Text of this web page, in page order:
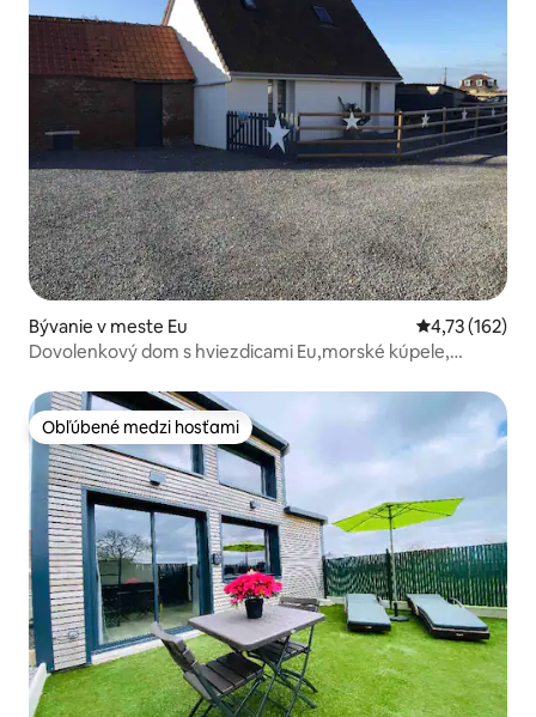
Bývanie v meste Eu Priemerné
4,73 (162)
Dovolenkový dom s hviezdicami Eu,morské kúpele,
Obľúbené medzi hosťami
Obľúbené medzi hosťami